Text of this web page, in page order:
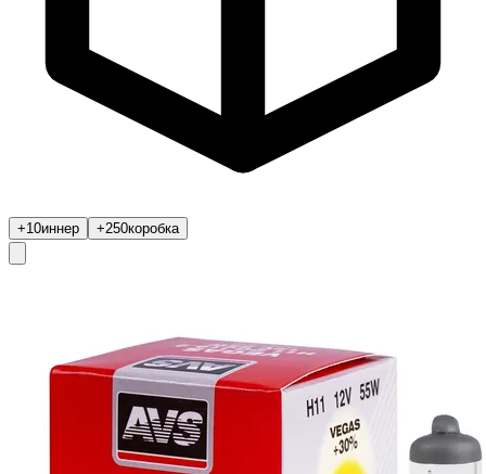
+10иннер +250коробка